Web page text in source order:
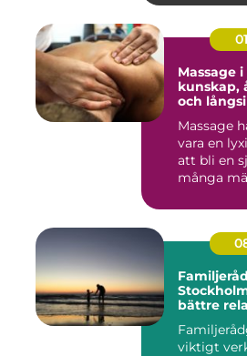
Massage
kunskap,
och
Massage
vara en
att bli en
många
bättre
viktigt